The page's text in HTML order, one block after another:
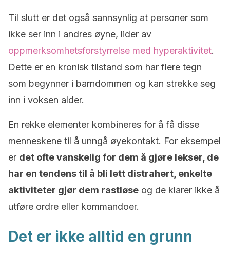
Til slutt er det også sannsynlig at personer som
ikke ser inn i andres øyne, lider av
oppmerksomhetsforstyrrelse med hyperaktivitet.
Dette er en kronisk tilstand som har flere tegn
som begynner i barndommen og kan strekke seg
inn i voksen alder.
En rekke elementer kombineres for å få disse
menneskene til å unngå øyekontakt. For eksempel
er det ofte vanskelig for dem å gjøre lekser, de
har en tendens til å bli lett distrahert, enkelte
aktiviteter gjør dem rastløse og de klarer ikke å
utføre ordre eller kommandoer.
Det er ikke alltid en grunn